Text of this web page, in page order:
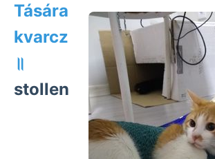
Tására
kvarcz
॥
stollen